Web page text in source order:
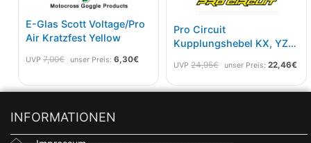
E-Glas Scott Voltage/Pro
Air Kratzfest Yellow
UVP 7,00€ unser Preis: 6,30€
Pro Circuit
Kupplungshebel KX, YZ
UVP 24,95€ unser Preis: 22,46€
INFORMATIONEN